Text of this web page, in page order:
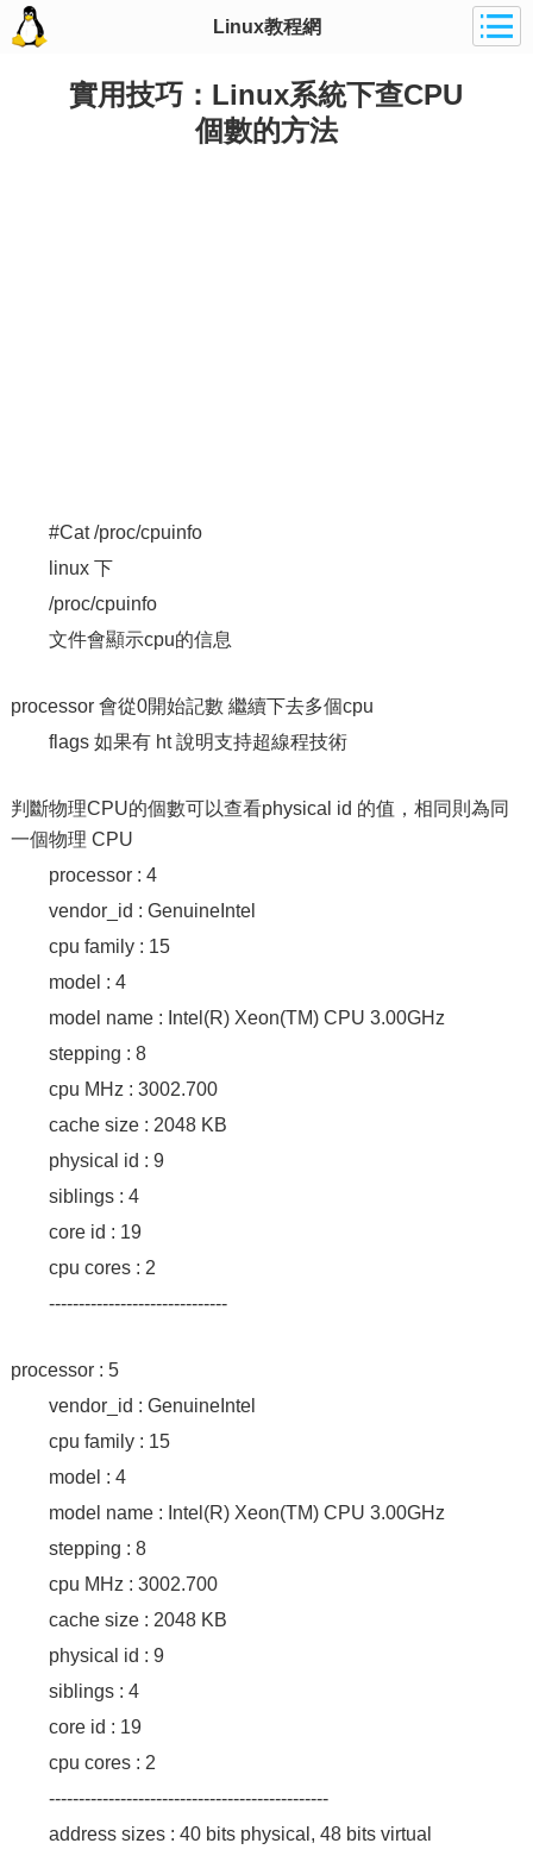
Linux教程網
實用技巧：Linux系統下查CPU
個數的方法
#Cat /proc/cpuinfo
linux 下
/proc/cpuinfo
文件會顯示cpu的信息
processor 會從0開始記數 繼續下去多個cpu
flags 如果有 ht 說明支持超線程技術
判斷物理CPU的個數可以查看physical id 的值，相同則為同
一個物理 CPU
processor : 4
vendor_id : GenuineIntel
cpu family : 15
model : 4
model name : Intel(R) Xeon(TM) CPU 3.00GHz
stepping : 8
cpu MHz : 3002.700
cache size : 2048 KB
physical id : 9
siblings : 4
core id : 19
cpu cores : 2
------------------------------
processor : 5
vendor_id : GenuineIntel
cpu family : 15
model : 4
model name : Intel(R) Xeon(TM) CPU 3.00GHz
stepping : 8
cpu MHz : 3002.700
cache size : 2048 KB
physical id : 9
siblings : 4
core id : 19
cpu cores : 2
-----------------------------------------------
address sizes : 40 bits physical, 48 bits virtual